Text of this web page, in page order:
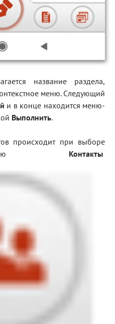
название раздела,
меню. Следующий
и в конце находится меню-
Выполнить.
происходит при выборе
Контакты